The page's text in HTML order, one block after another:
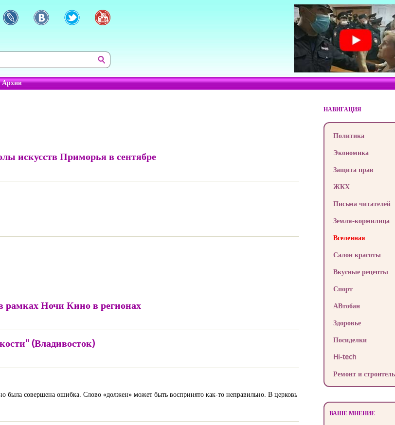
Архив
искусств Приморья в сентябре
Ночи Кино в регионах
(Владивосток)
была совершена ошибка. Слово «должен» может быть воспринято как-то неправильно. В церковь
НАВИГАЦИЯ
Политика
Экономика
Защита прав
ЖКХ
Письма читателей
Земля-кормилица
Вселенная
Салон красоты
Вкусные рецепты
Спорт
АВтобан
Здоровье
Посиделки
Hi-tech
Ремонт и
ВАШЕ МНЕНИЕ